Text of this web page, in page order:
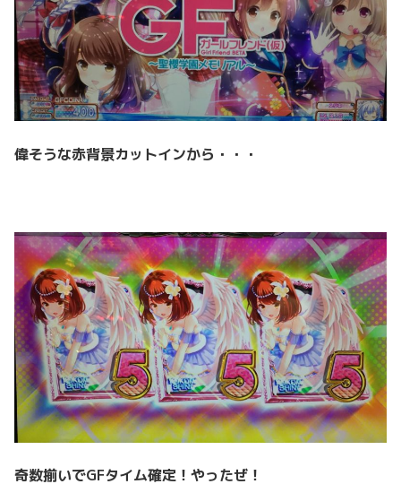
偉そうな赤背景カットインから・・・
奇数揃いでGFタイム確定！やったぜ！